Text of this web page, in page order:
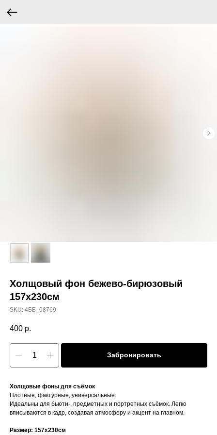
Холщовый фон бежево-бирюзовый
157x230см
SKU: 4ББ_08769
400 р.
Забронировать
Холщовые фоны для съёмок
Плотные, фактурные, универсальные.
Идеальны для бьюти-, предметных и портретных съёмок. Легко
вписываются в кадр, создавая атмосферу и акцент на главном.
Размер: 157x230см